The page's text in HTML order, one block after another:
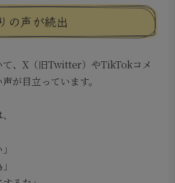
の声が続出
て、X（旧Twitter）やTikTokコメ
が目立っています。